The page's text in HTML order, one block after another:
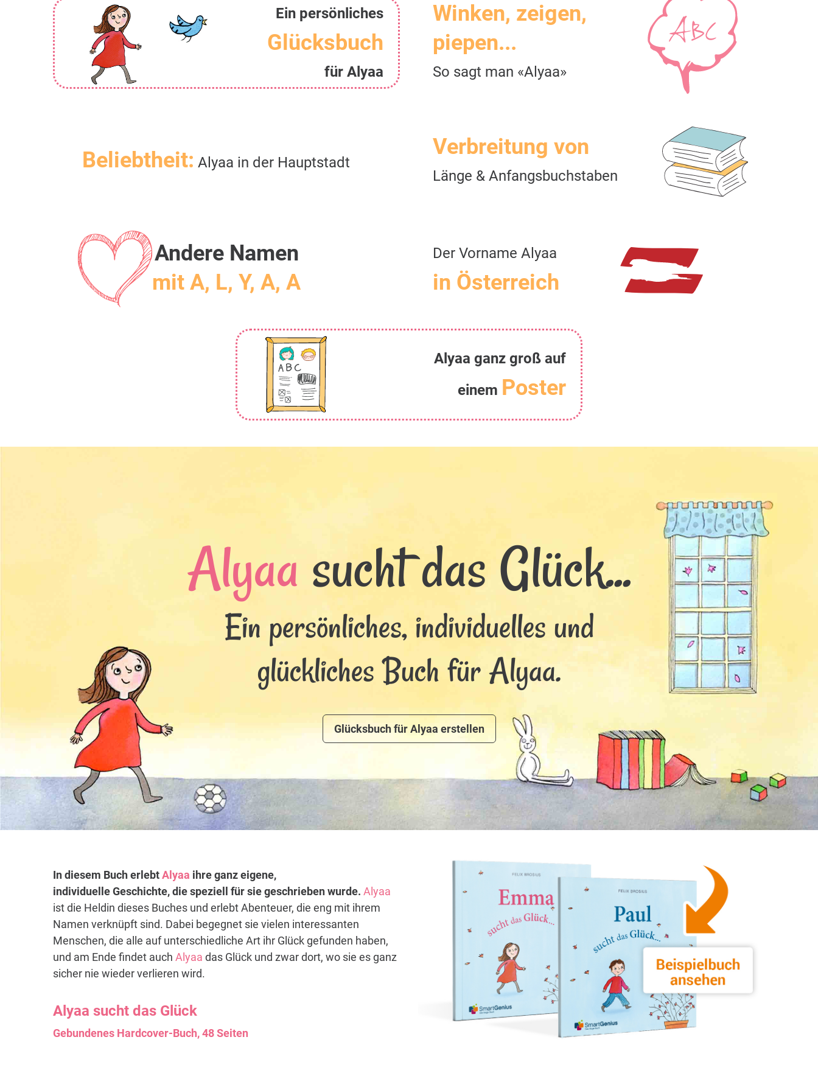
Ein persönliches
Glücksbuch
für Alyaa
Winken, zeigen,
piepen...
So sagt man «Alyaa»
Beliebtheit: Alyaa in der Hauptstadt
Verbreitung von
Länge & Anfangsbuchstaben
Andere Namen
mit A, L, Y, A, A
Der Vorname Alyaa
in Österreich
Alyaa ganz groß auf
einem Poster
Alyaa sucht das Glück...
Ein persönliches, individuelles und
glückliches Buch für Alyaa.
Glücksbuch für Alyaa erstellen
In diesem Buch erlebtAlyaa ihre ganz eigene,
individuelle Geschichte, die speziell für sie geschrieben wurde. Alyaa
ist die Heldin dieses Buches und erlebt Abenteuer, die eng mit ihrem
Namen verknüpft sind. Dabei begegnet sie vielen interessanten
Menschen, die alle auf unterschiedliche Art ihr Glück gefunden haben,
und am Ende findet auch Alyaa das Glück und zwar dort, wo sie es ganz
sicher nie wieder verlieren wird.
Alyaa sucht das Glück
Gebundenes Hardcover-Buch, 48 Seiten